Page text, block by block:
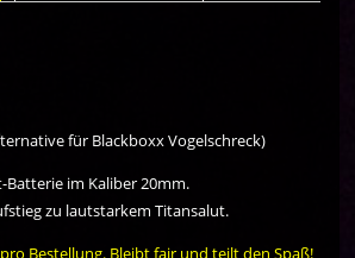
für Blackboxx Vogelschreck)
Batterie im Kaliber 20mm.
zu lautstarkem Titansalut.
Bestellung. Bleibt fair und teilt den Spaß!